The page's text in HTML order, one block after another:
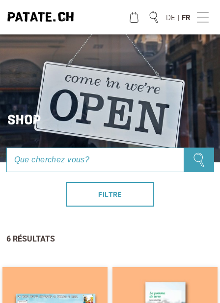
DE | FR
SHOP
FILTRE
6 RÉSULTATS
QUE CHERCHEZ VOUS?